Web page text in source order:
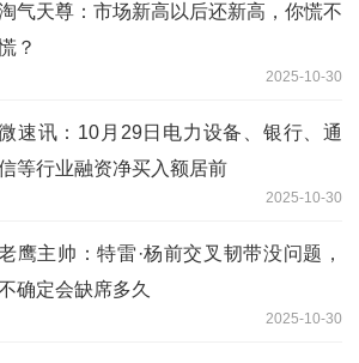
气天尊：市场新高以后还新高，你慌不
？
2025-10-30
速讯：10月29日电力设备、银行、通
等行业融资净买入额居前
2025-10-30
鹰主帅：特雷·杨前交叉韧带没问题，
确定会缺席多久
2025-10-30